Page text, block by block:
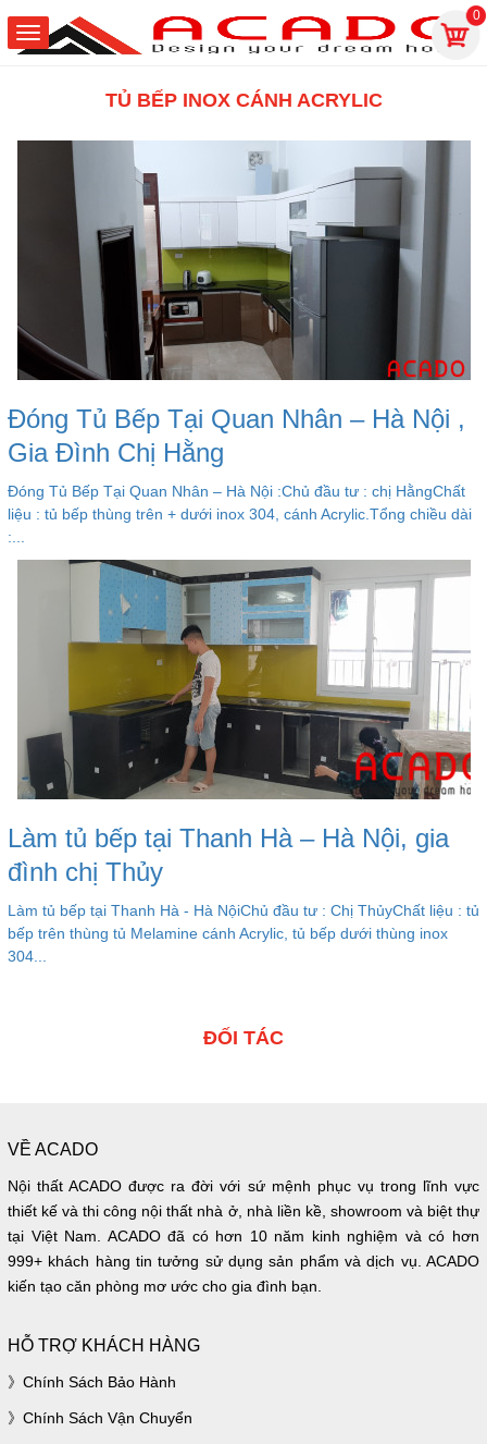
0
TỦ BẾP INOX CÁNH ACRYLIC
Đóng Tủ Bếp Tại Quan Nhân – Hà Nội ,
Gia Đình Chị Hằng
Đóng Tủ Bếp Tại Quan Nhân – Hà Nội :Chủ đầu tư : chị HằngChất
liệu : tủ bếp thùng trên + dưới inox 304, cánh Acrylic.Tổng chiều dài
:...
Làm tủ bếp tại Thanh Hà – Hà Nội, gia
đình chị Thủy
Làm tủ bếp tại Thanh Hà - Hà NộiChủ đầu tư : Chị ThủyChất liệu : tủ
bếp trên thùng tủ Melamine cánh Acrylic, tủ bếp dưới thùng inox
304...
ĐỐI TÁC
VỀ ACADO
Nội thất ACADO được ra đời với sứ mệnh phục vụ trong lĩnh vực
thiết kế và thi công nội thất nhà ở, nhà liền kề, showroom và biệt thự
tại Việt Nam. ACADO đã có hơn 10 năm kinh nghiệm và có hơn
999+ khách hàng tin tưởng sử dụng sản phẩm và dịch vụ. ACADO
kiến tạo căn phòng mơ ước cho gia đình bạn.
HỖ TRỢ KHÁCH HÀNG
Chính Sách Bảo Hành
Chính Sách Vận Chuyển